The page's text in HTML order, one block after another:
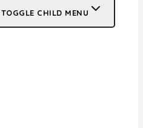
TOGGLE CHILD MENU